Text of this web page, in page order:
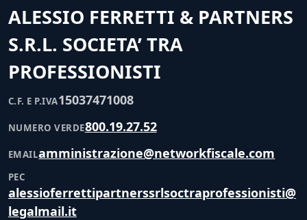
ALESSIO FERRETTI & PARTNERS
S.R.L. SOCIETA’ TRA
PROFESSIONISTI
C.F. E P.IVA15037471008
NUMERO VERDE800.19.27.52
EMAILamministrazione@networkfiscale.com
PEC
alessioferrettipartnerssrlsoctraprofessionisti@
legalmail.it